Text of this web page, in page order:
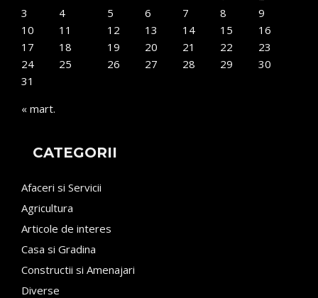
3
4 5 6 7 8
9
10
11 12 13 14 15
16
17
18 19 20 21 22
23
24
25 26 27 28 29
30
31
« mart.
CATEGORII
Afaceri si Servicii
Agricultura
Articole de interes
Casa si Gradina
Constructii si Amenajari
Diverse